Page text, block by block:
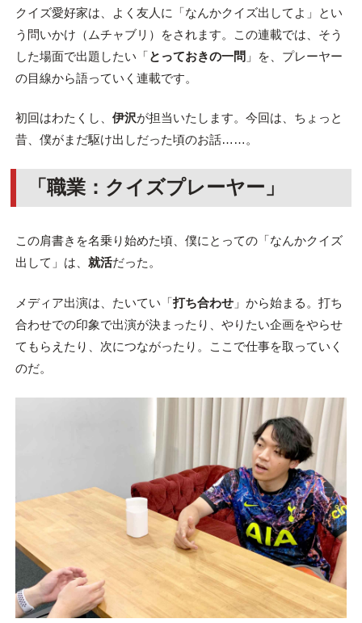
クイズ愛好家は、よく友人に「なんかクイズ出してよ」とい
う問いかけ（ムチャブリ）をされます。この連載では、そう
した場面で出題したい「とっておきの一問 」を、プレーヤー
の目線から語っていく連載です。
初回はわたくし、 伊沢が担当いたします。今回は、ちょっと
昔、僕がまだ駆け出しだった頃のお話……。
「職業：クイズプレーヤー」
この肩書きを名乗り始めた頃、僕にとっての「なんかクイズ
出して」は、 就活だった。
メディア出演は、たいてい「打ち合わせ」から始まる。打ち
合わせでの印象で出演が決まったり、やりたい企画をやらせ
てもらえたり、次につながったり。ここで仕事を取っていく
のだ。